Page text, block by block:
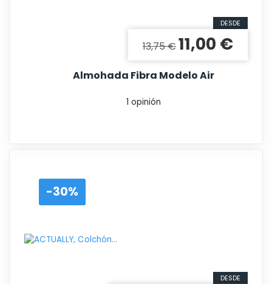
DESDE
Precio base
13,75 € Precio
11,00 €
Almohada Fibra Modelo Air
1 opinión
-30%
DESDE